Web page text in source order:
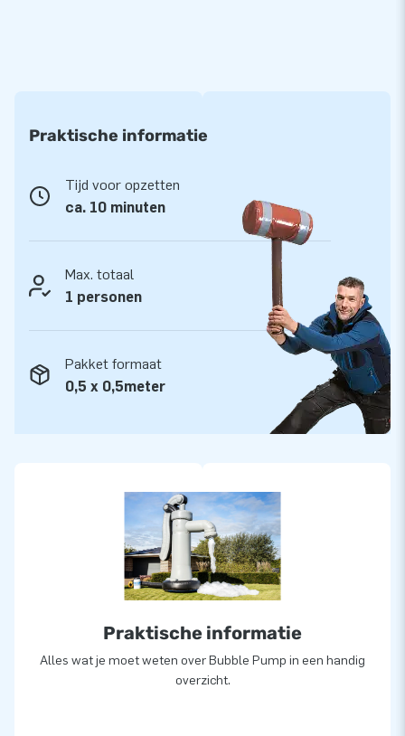
Praktische informatie
Tijd voor opzetten
ca. 10 minuten
Max. totaal
1 personen
Pakket formaat
0,5 x 0,5meter
Praktische informatie
Alles wat je moet weten over Bubble Pump in een handig
overzicht.